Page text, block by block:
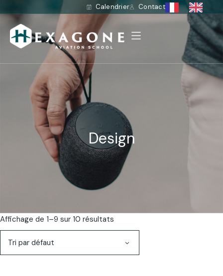
Calendrier Contact
Design
Affichage de 1–9 sur 10 résultats
Tri par défaut